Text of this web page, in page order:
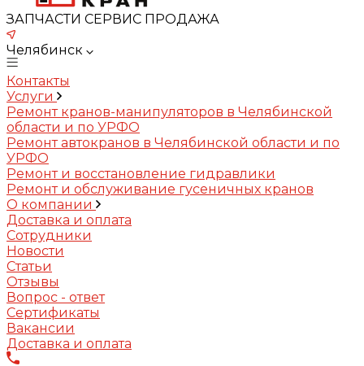
ЗАПЧАСТИ СЕРВИС ПРОДАЖА
Челябинск
Контакты
Услуги
Ремонт кранов-манипуляторов в Челябинской
области и по УРФО
Ремонт автокранов в Челябинской области и по
УРФО
Ремонт и восстановление гидравлики
Ремонт и обслуживание гусеничных кранов
О компании
Доставка и оплата
Сотрудники
Новости
Статьи
Отзывы
Вопрос - ответ
Сертификаты
Вакансии
Доставка и оплата